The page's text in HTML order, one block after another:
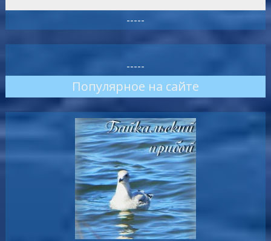
-----
-----
Популярное на сайте